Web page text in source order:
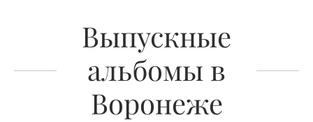
Выпускные
альбомы в
Воронеже